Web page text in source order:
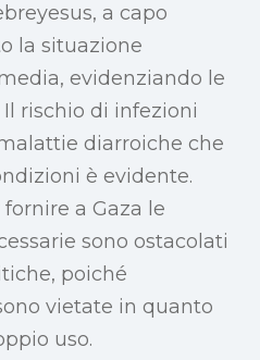
a capo
la situazione
evidenziando le
rischio di infezioni
diarroiche che
è evidente.
a Gaza le
sono ostacolati
poiché
vietate in quanto
uso.